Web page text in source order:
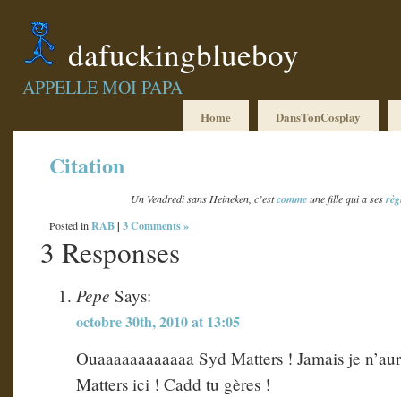
dafuckingblueboy
APPELLE MOI PAPA
Home DansTonCosplay
Citation
Un Vendredi sans Heineken, c’estcommeune fille qui a ses
Posted inRAB| 3 Comments »
3 Responses
Pepe Says:
octobre 30th, 2010 at 13:05
Ouaaaaaaaaaaaa Syd Matters ! Jamais je
Matters ici ! Cadd tu gères !